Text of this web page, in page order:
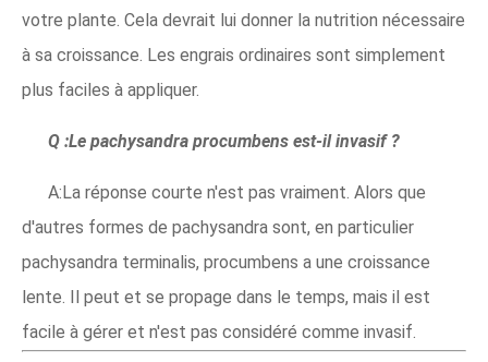
votre plante. Cela devrait lui donner la nutrition nécessaire
à sa croissance. Les engrais ordinaires sont simplement
plus faciles à appliquer.
Q :Le pachysandra procumbens est-il invasif ?
A:La réponse courte n'est pas vraiment. Alors que
d'autres formes de pachysandra sont, en particulier
pachysandra terminalis, procumbens a une croissance
lente. Il peut et se propage dans le temps, mais il est
facile à gérer et n'est pas considéré comme invasif.